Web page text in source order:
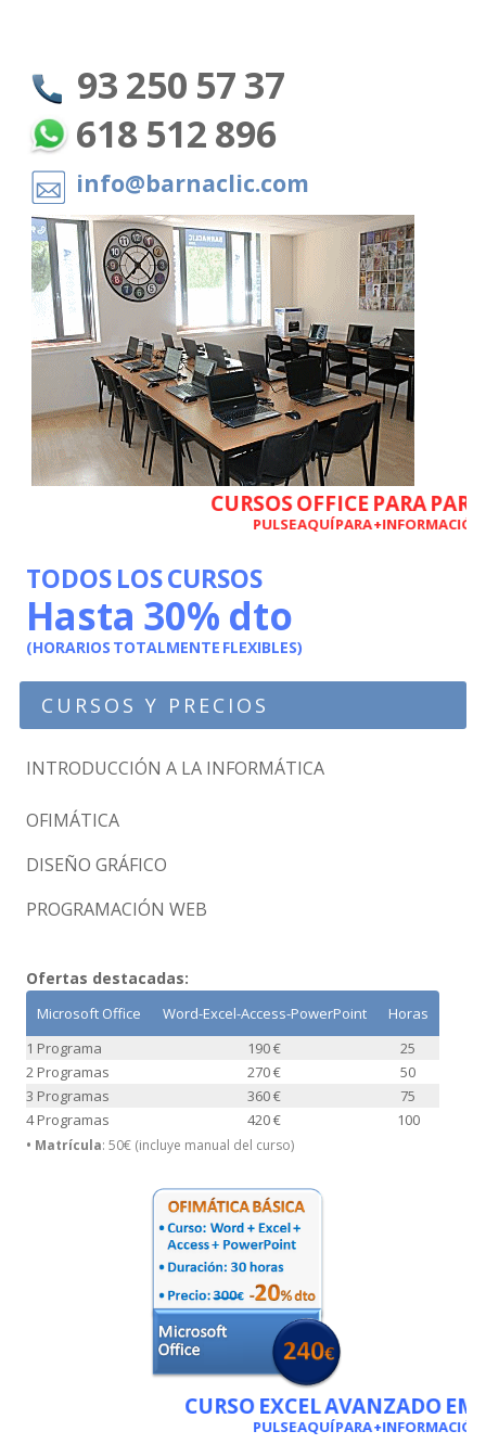
93 250 57 37
618 512 896
info@barnaclic.com
CURSOS OFFICE PARA
PULSE AQUÍ PARA +INFORMACIÓN
TODOS LOS CURSOS
Hasta 30% dto
(HORARIOS TOTALMENTE FLEXIBLES)
CURSOS Y PRECIOS
INTRODUCCIÓN A LA INFORMÁTICA
OFIMÁTICA
DISEÑO GRÁFICO
PROGRAMACIÓN WEB
Ofertas destacadas:
Microsoft Office Word-Excel-Access-PowerPoint
Horas
1 Programa
190 €
25
2 Programas
270 €
50
3 Programas
360 €
75
4 Programas
420 € 100
• Matrícula: 50€ (incluye manual del curso)
CURSO EXCEL AVANZADO
PULSE AQUÍ PARA +INFORMACIÓN